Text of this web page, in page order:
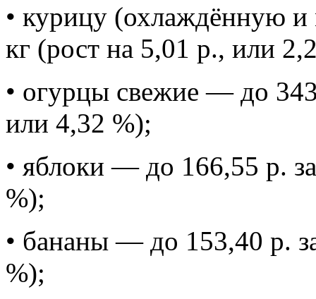
• курицу (охлаждённую
кг (рост на 5,01 р., или
• огурцы свежие — до
или 4,32 %);
• яблоки — до 166,55 р.
%);
• бананы — до 153,40 р.
%);